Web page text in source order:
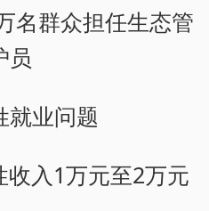
名群众担任生态管
员
就业问题
入1万元至2万元